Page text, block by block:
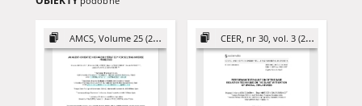
AMCS, Volume 25 (2015) CEER, nr 30, vol. 3 (2020)